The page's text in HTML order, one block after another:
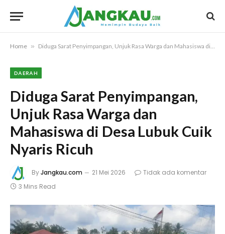
Home » Diduga Sarat Penyimpangan, Unjuk Rasa Warga dan Mahasiswa di Desa Lubuk Cuik Nyaris Ricuh
DAERAH
Diduga Sarat Penyimpangan,
Unjuk Rasa Warga dan
Mahasiswa di Desa Lubuk Cuik
Nyaris Ricuh
ByJangkau.com 21 Mei 2026
Tidak ada komentar
3 Mins Read